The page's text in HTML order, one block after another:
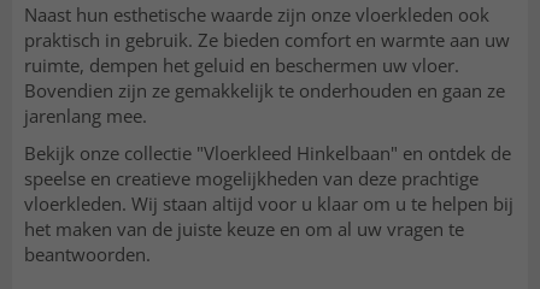
Naast hun esthetische waarde zijn onze vloerkleden ook
praktisch in gebruik. Ze bieden comfort en warmte aan uw
ruimte, dempen het geluid en beschermen uw vloer.
Bovendien zijn ze gemakkelijk te onderhouden en gaan ze
jarenlang mee.
Bekijk onze collectie "Vloerkleed Hinkelbaan" en ontdek de
speelse en creatieve mogelijkheden van deze prachtige
vloerkleden. Wij staan altijd voor u klaar om u te helpen bij
het maken van de juiste keuze en om al uw vragen te
beantwoorden.